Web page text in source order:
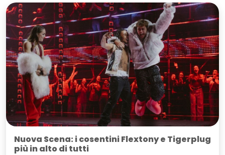
Nuova Scena: i cosentini Flextony e Tigerplug
più in alto di tutti